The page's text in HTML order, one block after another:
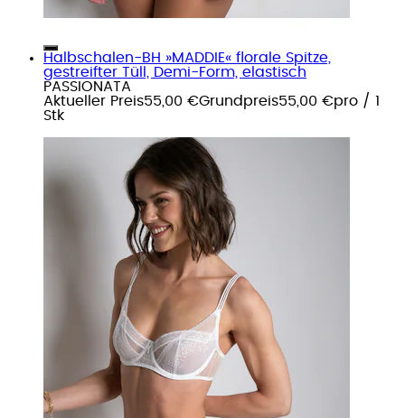
Halbschalen-BH »MADDIE« florale Spitze,
gestreifter Tüll, Demi-Form, elastisch
PASSIONATA
Aktueller Preis55,00 €Grundpreis55,00 €pro / 1
Stk